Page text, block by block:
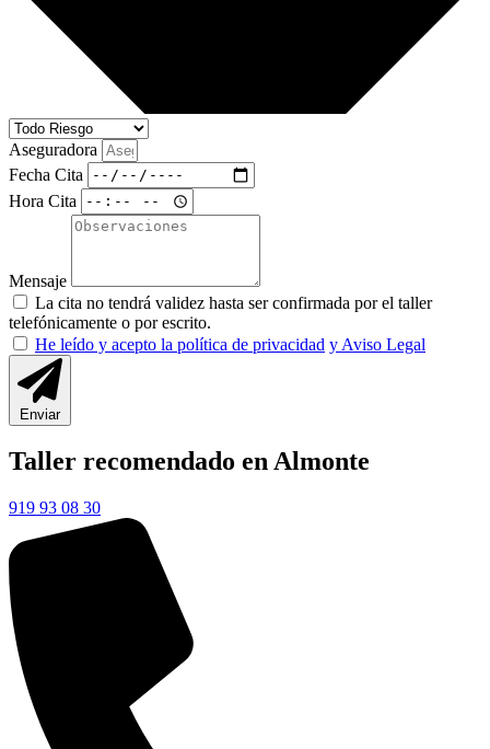
Aseguradora
Fecha Cita
Hora Cita
Mensaje
La cita no tendrá validez hasta ser confirmada por el taller
telefónicamente o por escrito.
He leído y acepto la política de privacidad y Aviso Legal
Enviar
Taller recomendado en Almonte
919 93 08 30